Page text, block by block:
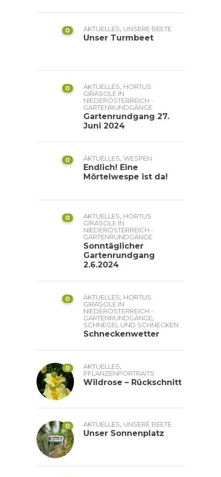
0 AKTUELLES, UNSERE BEETE
Unser Turmbeet
0 AKTUELLES, HORTUS
GIRASOLE IN
NIEDERÖSTERREICH -
GARTENRUNDGÄNGE
Gartenrundgang 27.
Juni 2024
0 AKTUELLES, WESPEN
Endlich! Eine
Mörtelwespe ist da!
0 AKTUELLES, HORTUS
GIRASOLE IN
NIEDERÖSTERREICH -
GARTENRUNDGÄNGE
Sonntäglicher
Gartenrundgang
2.6.2024
0 AKTUELLES, HORTUS
GIRASOLE IN
NIEDERÖSTERREICH -
GARTENRUNDGÄNGE,
SCHNEGEL UND SCHNECKEN
Schneckenwetter
0 AKTUELLES,
PFLANZENPORTRAITS
Wildrose – Rückschnitt
0 AKTUELLES, UNSERE BEETE
Unser Sonnenplatz